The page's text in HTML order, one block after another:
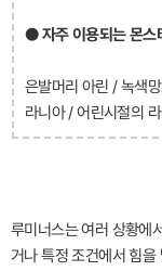
● 자주 이용되는 몬스
은발머리 아린 / 녹색
라니아 / 어린시절의
루미너스는 여러 상황에
거나 특정 조건에서 힘을